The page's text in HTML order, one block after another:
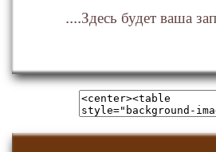
....Здесь будет ваша